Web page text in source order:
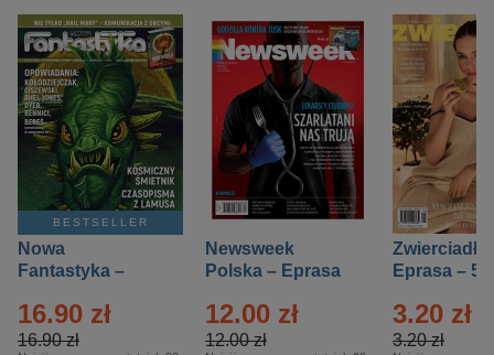
BESTSELLER
Nowa
Fantastyka –
16.90 zł
16.90 zł
Newsweek
Polska – Eprasa
12.00 zł
12.00 zł
Zwierciadło
Eprasa – 5/
3.20 zł
3.20 zł